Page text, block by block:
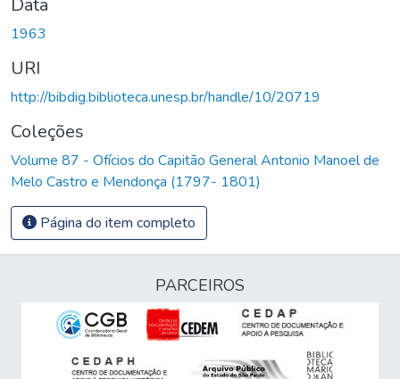
1963
URI
http://bibdig.biblioteca.unesp.br/handle/10/20719
Coleções
Volume 87 - Ofícios do Capitão General Antonio Manoel de
Melo Castro e Mendonça (1797- 1801)
Página do item completo
PARCEIROS